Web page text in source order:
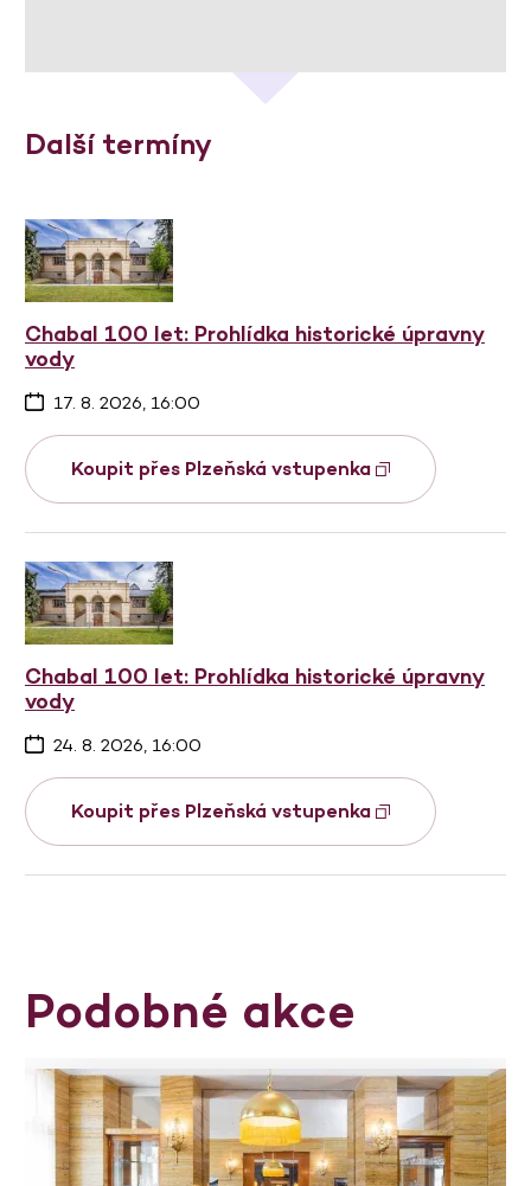
Další termíny
Chabal 100 let: Prohlídka historické úpravny
vody
17. 8. 2026, 16:00
Koupit přes Plzeňská vstupenka
Chabal 100 let: Prohlídka historické úpravny
vody
24. 8. 2026, 16:00
Koupit přes Plzeňská vstupenka
Podobné akce